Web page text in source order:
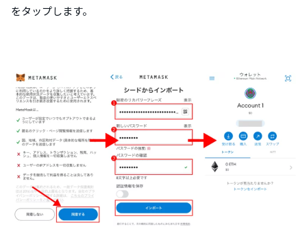
をタップします。